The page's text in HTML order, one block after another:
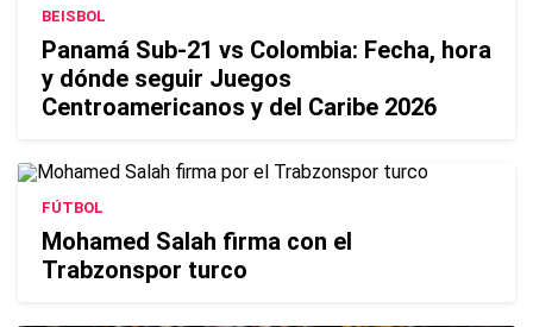
BEISBOL
Panamá Sub-21 vs Colombia: Fecha, hora
y dónde seguir Juegos
Centroamericanos y del Caribe 2026
FÚTBOL
Mohamed Salah firma con el
Trabzonspor turco